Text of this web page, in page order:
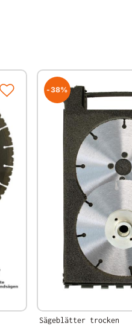
-38%
Sägeblätter trocken